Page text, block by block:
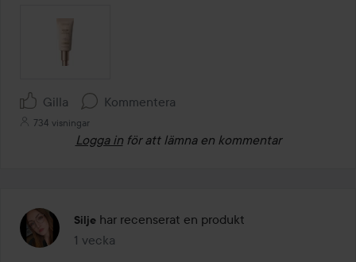
Gilla Kommentera
734 visningar
Logga in för att lämna en kommentar
Silje har recenserat en produkt
1 vecka
Inlägget skapades 1 vecka